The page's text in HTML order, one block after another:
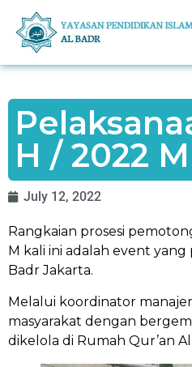
H / 2022
July 12, 2022
Rangkaian prosesi
M kali ini adalah event
Badr Jakarta.
Melalui koordinator
masyarakat dengan
dikelola di Rumah Qur’an